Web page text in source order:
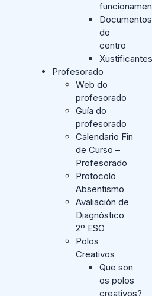
Documentos
do
centro
Xustificantes
Profesorado
Web do
profesorado
Guía do
profesorado
Calendario Fin
de Curso –
Profesorado
Protocolo
Absentismo
Avaliación de
Diagnóstico
2º ESO
Polos
Creativos
Que son
os polos
creativos?